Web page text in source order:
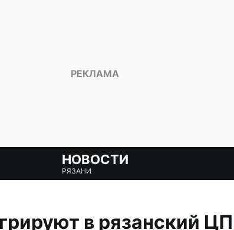
НОВОСТИ
РЯЗАНИ
в рязанский